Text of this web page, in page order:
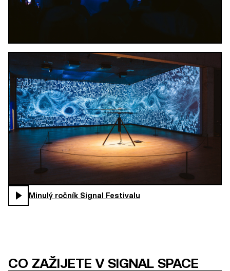
Minulý ročník Signal Festivalu
CO ZAŽIJETE V SIGNAL SPACE